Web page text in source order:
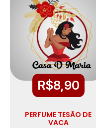
R$8,90
PERFUME TESÃO DE
VACA